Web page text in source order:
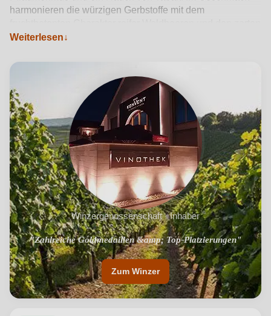
harmonieren die würzigen Gerbstoffe mit dem
Rösteinflüssen. Ein Wein mit Charakter und einem
Weiterlesen
Winzergenossenschaft · Inhaber
"Zahlreiche Goldmedaillen &amp; Top-Platzierungen"
"DLG-Bundesehrenpreis 2016 &amp; 2017"
Zum Winzer